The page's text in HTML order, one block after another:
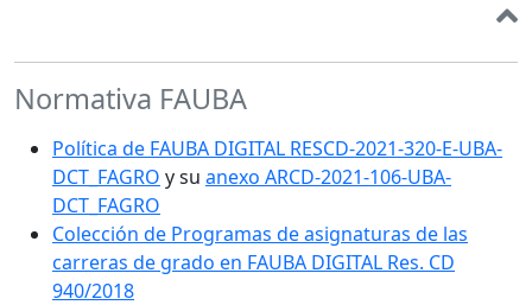
Normativa FAUBA
Política de FAUBA DIGITAL RESCD-2021-320-E-UBA-
DCT_FAGRO y su anexo ARCD-2021-106-UBA-
DCT_FAGRO
Colección de Programas de asignaturas de las
carreras de grado en FAUBA DIGITAL Res. CD
940/2018